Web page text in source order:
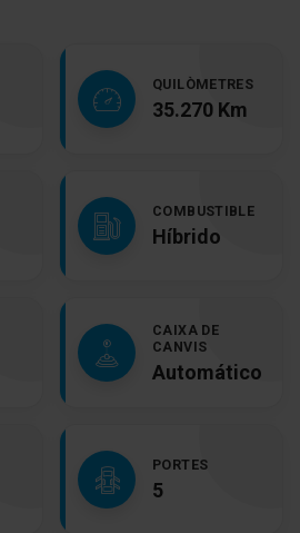
QUILÒMETRES
35.270 Km
COMBUSTIBLE
Híbrido
CAIXA DE
CANVIS
Automático
PORTES
5